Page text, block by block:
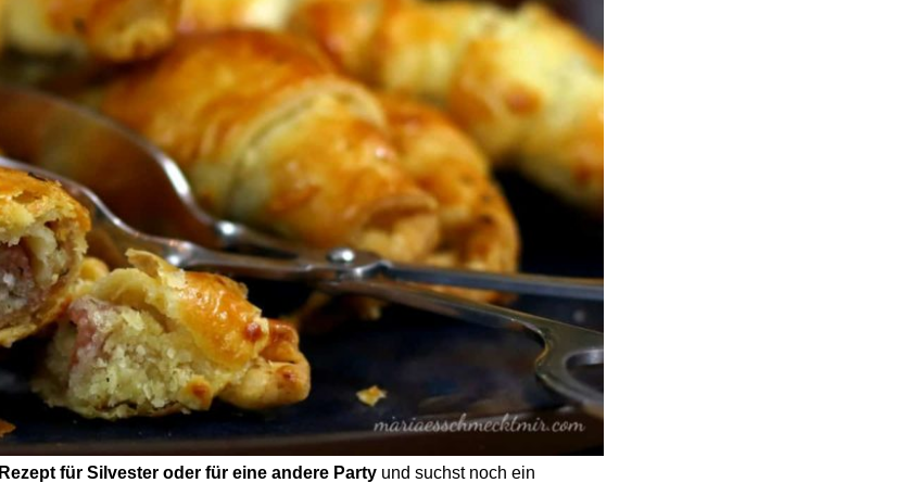
Rezept für Silvester oder für eine andere Party und suchst noch ein